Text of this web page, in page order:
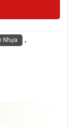
Nhựa ,